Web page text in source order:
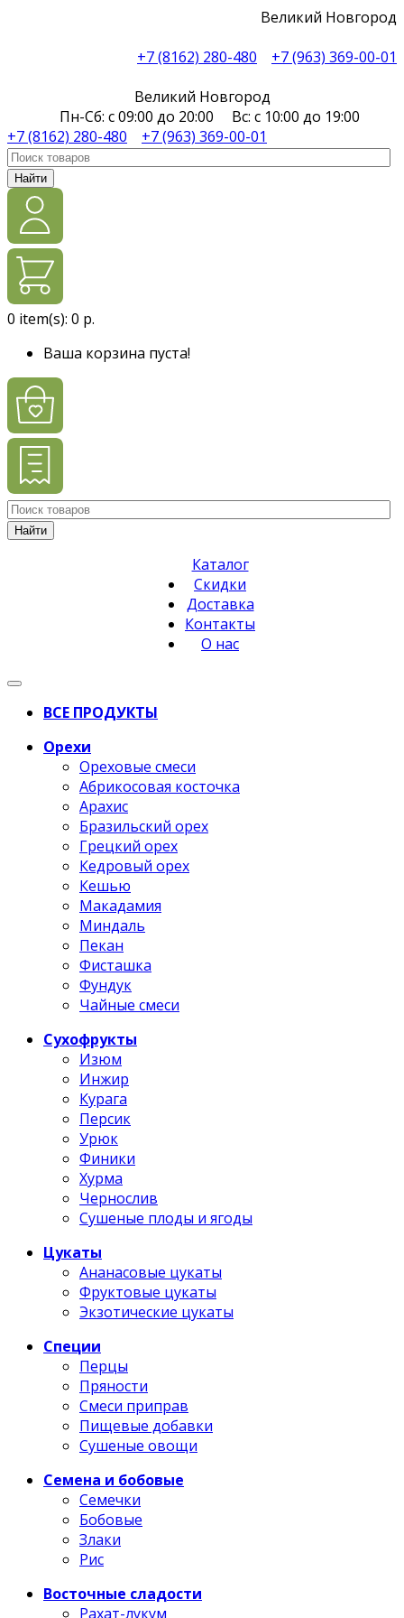
Великий Новгород
+7 (8162) 280-480
+7 (963) 369-00-01
Великий Новгород
Пн-Сб: с 09:00 до 20:00 Вс: с 10:00 до 19:00
+7 (8162) 280-480
+7 (963) 369-00-01
Найти
0 item(s): 0 р.
Ваша корзина пуста!
Найти
Каталог
Скидки
Доставка
Контакты
О нас
ВСЕ ПРОДУКТЫ
Орехи
Ореховые смеси
Абрикосовая косточка
Арахис
Бразильский орех
Грецкий орех
Кедровый орех
Кешью
Макадамия
Миндаль
Пекан
Фисташка
Фундук
Чайные смеси
Сухофрукты
Изюм
Инжир
Курага
Персик
Урюк
Финики
Хурма
Чернослив
Сушеные плоды и ягоды
Цукаты
Ананасовые цукаты
Фруктовые цукаты
Экзотические цукаты
Специи
Перцы
Пряности
Смеси приправ
Пищевые добавки
Сушеные овощи
Семена и бобовые
Семечки
Бобовые
Злаки
Рис
Восточные сладости
Рахат-лукум